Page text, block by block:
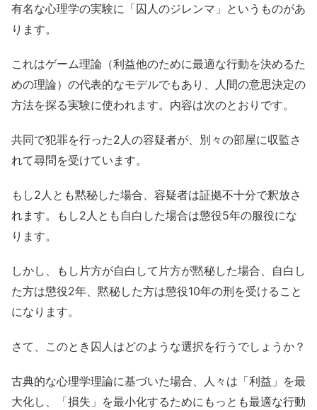
有名な心理学の実験に「囚人のジレンマ」というものがあ
ります。
これはゲーム理論（利益他のために最適な行動を決めるた
めの理論）の代表的なモデルでもあり、人間の意思決定の
方法を探る実験に使われます。内容は次のとおりです。
共同で犯罪を行った2人の容疑者が、別々の部屋に収監さ
れて尋問を受けています。
もし2人とも黙秘した場合、容疑者は証拠不十分で釈放さ
れます。もし2人とも自白した場合は懲役5年の服役にな
ります。
しかし、もし片方が自白して片方が黙秘した場合、自白し
た方は懲役2年、黙秘した方は懲役10年の刑を受けること
になります。
さて、このとき囚人はどのような選択を行うでしょうか？
古典的な心理学理論に基づいた場合、人々は「利益」を最
大化し、「損失」を最小化するためにもっとも最適な行動